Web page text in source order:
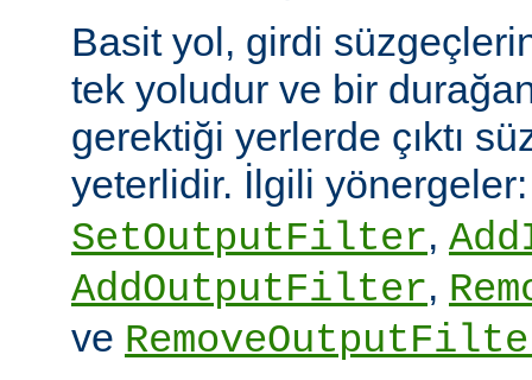
Basit yol, girdi
tek yoludur ve bir
gerektiği yerlerde çıktı
yeterlidir. İlgili
SetOutputFilter,
AddOutputFilter,
ve